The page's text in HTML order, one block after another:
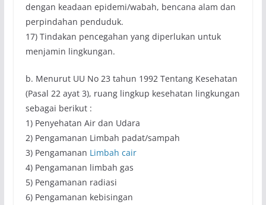
dengan keadaan epidemi/wabah, bencana alam dan
perpindahan penduduk.
17) Tindakan pencegahan yang diperlukan untuk
menjamin lingkungan.
b. Menurut UU No 23 tahun 1992 Tentang Kesehatan
(Pasal 22 ayat 3), ruang lingkup kesehatan lingkungan
sebagai berikut :
1) Penyehatan Air dan Udara
2) Pengamanan Limbah padat/sampah
3) Pengamanan Limbah cair
4) Pengamanan limbah gas
5) Pengamanan radiasi
6) Pengamanan kebisingan